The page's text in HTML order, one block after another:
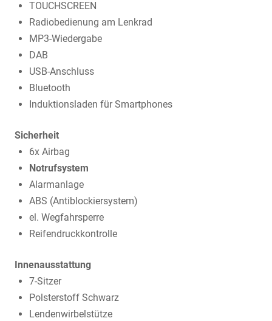
TOUCHSCREEN
Radiobedienung am Lenkrad
MP3-Wiedergabe
DAB
USB-Anschluss
Bluetooth
Induktionsladen für Smartphones
Sicherheit
6x Airbag
Notrufsystem
Alarmanlage
ABS (Antiblockiersystem)
el. Wegfahrsperre
Reifendruckkontrolle
Innenausstattung
7-Sitzer
Polsterstoff Schwarz
Lendenwirbelstütze